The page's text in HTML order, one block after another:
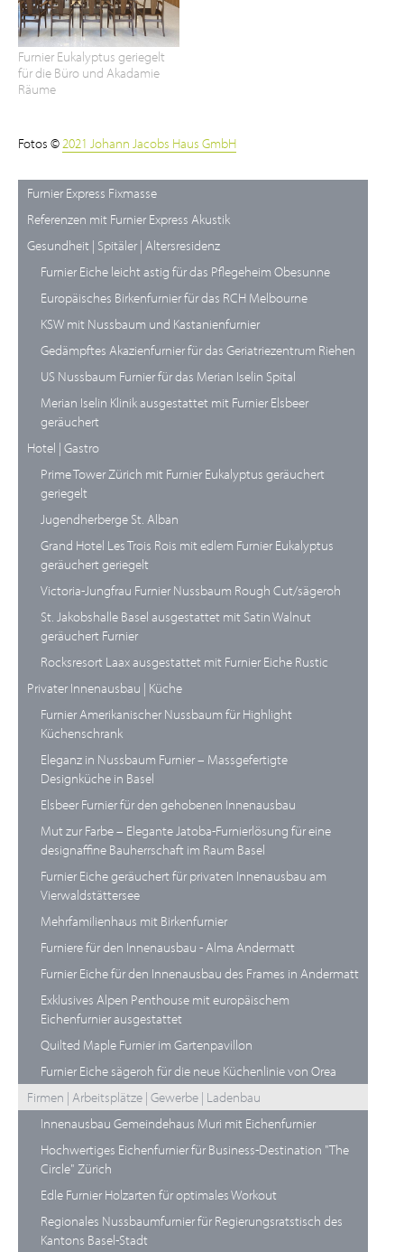
Furnier Eukalyptus geriegelt
für die Büro und Akadamie
Räume
Fotos ©2021 Johann Jacobs Haus GmbH
Furnier Express Fixmasse
Referenzen mit Furnier Express Akustik
Gesundheit | Spitäler | Altersresidenz
Furnier Eiche leicht astig für das Pflegeheim Obesunne
Europäisches Birkenfurnier für das RCH Melbourne
KSW mit Nussbaum und Kastanienfurnier
Gedämpftes Akazienfurnier für das Geriatriezentrum Riehen
US Nussbaum Furnier für das Merian Iselin Spital
Merian Iselin Klinik ausgestattet mit Furnier Elsbeer
geräuchert
Hotel | Gastro
Prime Tower Zürich mit Furnier Eukalyptus geräuchert
geriegelt
Jugendherberge St. Alban
Grand Hotel Les Trois Rois mit edlem Furnier Eukalyptus
geräuchert geriegelt
Victoria-Jungfrau Furnier Nussbaum Rough Cut/sägeroh
St. Jakobshalle Basel ausgestattet mit Satin Walnut
geräuchert Furnier
Rocksresort Laax ausgestattet mit Furnier Eiche Rustic
Privater Innenausbau | Küche
Furnier Amerikanischer Nussbaum für Highlight
Küchenschrank
Eleganz in Nussbaum Furnier – Massgefertigte
Designküche in Basel
Elsbeer Furnier für den gehobenen Innenausbau
Mut zur Farbe – Elegante Jatoba-Furnierlösung für eine
designaffine Bauherrschaft im Raum Basel
Furnier Eiche geräuchert für privaten Innenausbau am
Vierwaldstättersee
Mehrfamilienhaus mit Birkenfurnier
Furniere für den Innenausbau - Alma Andermatt
Furnier Eiche für den Innenausbau des Frames in Andermatt
Exklusives Alpen Penthouse mit europäischem
Eichenfurnier ausgestattet
Quilted Maple Furnier im Gartenpavillon
Furnier Eiche sägeroh für die neue Küchenlinie von Orea
Firmen | Arbeitsplätze | Gewerbe | Ladenbau
Innenausbau Gemeindehaus Muri mit Eichenfurnier
Hochwertiges Eichenfurnier für Business-Destination "The
Circle" Zürich
Edle Furnier Holzarten für optimales Workout
Regionales Nussbaumfurnier für Regierungsratstisch des
Kantons Basel-Stadt